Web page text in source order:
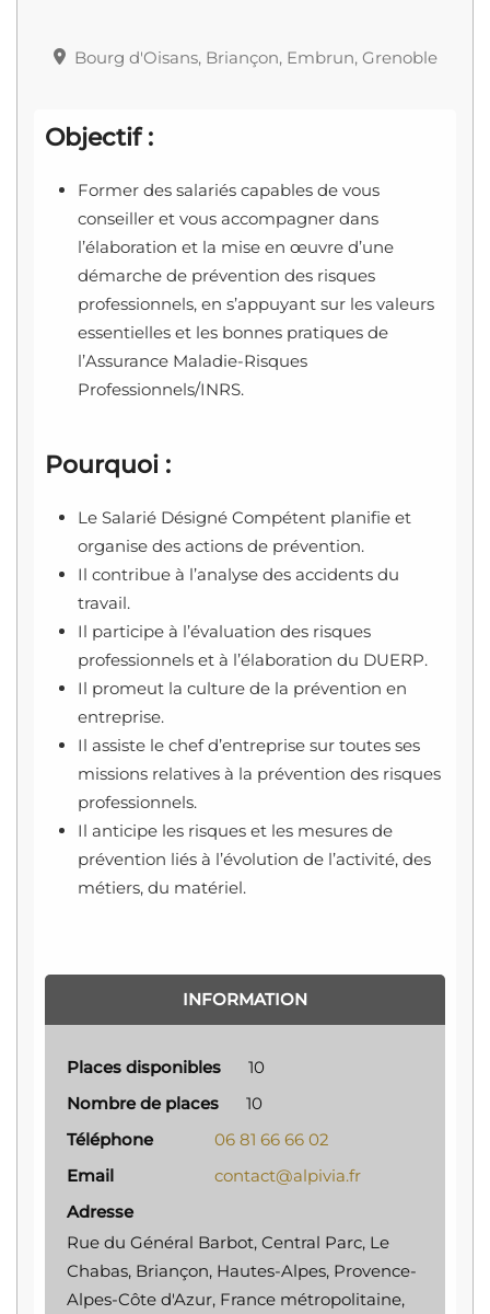
Bourg d'Oisans, Briançon, Embrun, Grenoble
Objectif :
Former des salariés capables de vous
conseiller et vous accompagner dans
l’élaboration et la mise en œuvre d’une
démarche de prévention des risques
professionnels, en s’appuyant sur les valeurs
essentielles et les bonnes pratiques de
l’Assurance Maladie-Risques
Professionnels/INRS.
Pourquoi :
Le Salarié Désigné Compétent planifie et
organise des actions de prévention.
Il contribue à l’analyse des accidents du
travail.
Il participe à l’évaluation des risques
professionnels et à l’élaboration du DUERP.
Il promeut la culture de la prévention en
entreprise.
Il assiste le chef d’entreprise sur toutes ses
missions relatives à la prévention des risques
professionnels.
Il anticipe les risques et les mesures de
prévention liés à l’évolution de l’activité, des
métiers, du matériel.
INFORMATION
Places disponibles
10
Nombre de places
10
Téléphone
06 81 66 66 02
Email
contact@alpivia.fr
Adresse
Rue du Général Barbot, Central Parc, Le
Chabas, Briançon, Hautes-Alpes, Provence-
Alpes-Côte d'Azur, France métropolitaine,